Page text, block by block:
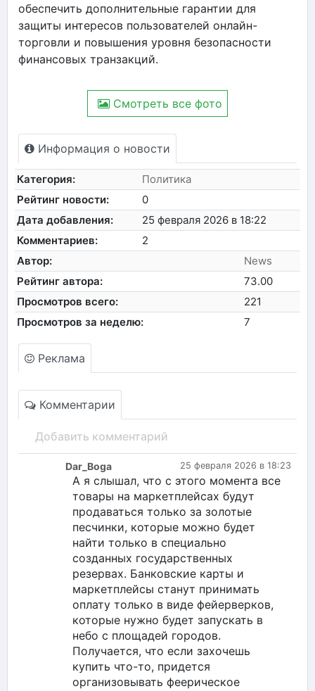
обеспечить дополнительные гарантии для
защиты интересов пользователей онлайн-
торговли и повышения уровня безопасности
финансовых транзакций.
Смотреть все фото
Информация о новости
Категория:
Политика
Рейтинг новости:
0
Дата добавления:
25 февраля 2026 в 18:22
Комментариев:
2
Автор:
News
Рейтинг автора:
73.00
Просмотров всего:
221
Просмотров за неделю:
7
Реклама
Комментарии
Добавить комментарий
25 февраля 2026 в 18:23
Dar_Boga
А я слышал, что с этого момента все
товары на маркетплейсах будут
продаваться только за золотые
песчинки, которые можно будет
найти только в специально
созданных государственных
резервах. Банковские карты и
маркетплейсы станут принимать
оплату только в виде фейерверков,
которые нужно будет запускать в
небо с площадей городов.
Получается, что если захочешь
купить что-то, придется
организовывать феерическое